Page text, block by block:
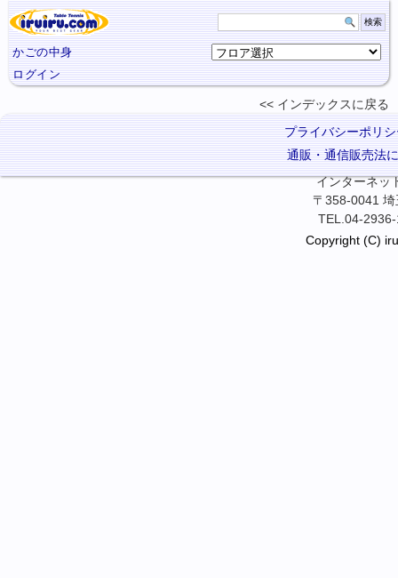
かごの中身
ログイン
インデックスに 戻る
プライバシーポリ
通販・通信販売法
インターネッ
〒358-0041
TEL.04-
Copyright (C)